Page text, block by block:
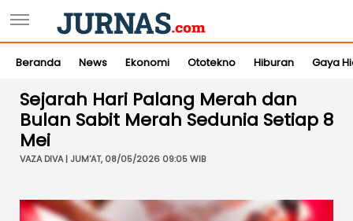
Beranda News Ekonomi Ototekno Hiburan Gaya
Sejarah Hari Palang Merah dan
Bulan Sabit Merah Sedunia Setiap 8
Mei
VAZA DIVA | JUM'AT, 08/05/2026 09:05 WIB